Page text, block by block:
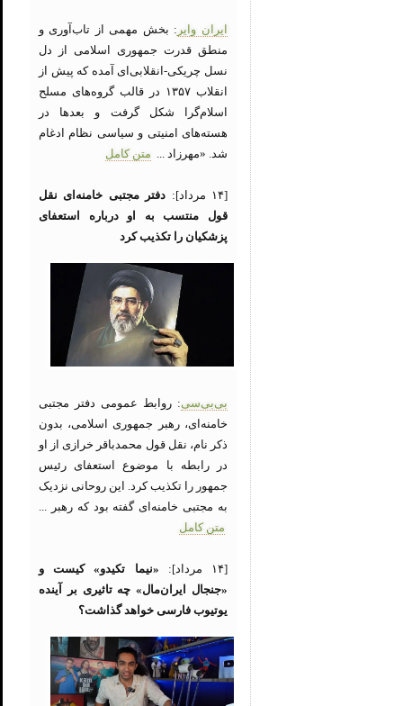
ایران وایر : بخش مهمی از تاب‌آوری و
منطق قدرت جمهوری اسلامی از دل
نسل چریکی-انقلابی‌ای آمده که پیش از
انقلاب ۱۳۵۷ در قالب گروه‌های مسلح
اسلام‌گرا شکل گرفت و بعدها در
هسته‌های امنیتی و سیاسی نظام ادغام
شد. «مهرزاد ... متن کامل
[۱۴ مرداد]:
دفتر مجتبی خامنه‌ای نقل
قول منتسب به او درباره استعفای
پزشکیان را تکذیب کرد
بی‌بی‌سی: روابط عمومی دفتر مجتبی
خامنه‌ای، رهبر جمهوری اسلامی، بدون
ذکر نام، نقل قول محمدباقر خرازی از او
در رابطه با موضوع استعفای رئیس
جمهور را تکذیب کرد. این روحانی نزدیک
به مجتبی خامنه‌ای گفته بود که رهبر ...
متن کامل
[۱۴ مرداد]:
«نیما تکیدو» کیست و
«جنجال ایران‌مال» چه تاثیری بر آینده
یوتیوب فارسی خواهد گذاشت؟